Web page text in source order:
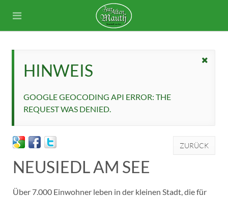
HINWEIS
GOOGLE GEOCODING API ERROR: THE
REQUEST WAS DENIED.
ZURÜCK
NEUSIEDL AM SEE
Über 7.000 Einwohner leben in der kleinen Stadt, die für